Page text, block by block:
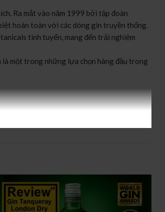
Ra mắt vào năm 1999 bởi tập đoàn
hoàn toàn với các dòng gin truyền thống.
tinh tuyển, mang đến trải nghiệm
một trong những lựa chọn hàng đầu trong